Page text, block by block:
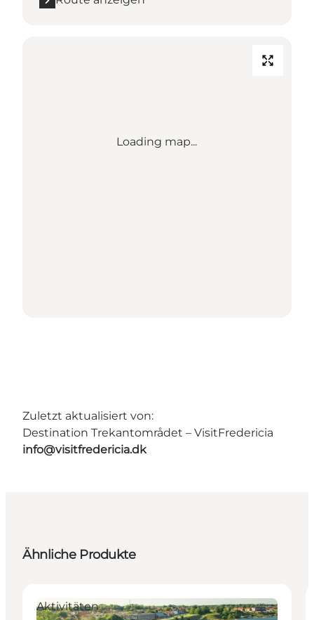
Loading map...
Zuletzt aktualisiert von:
Destination Trekantområdet – VisitFredericia
info@visitfredericia.dk
Ähnliche Produkte
Aktivitäten